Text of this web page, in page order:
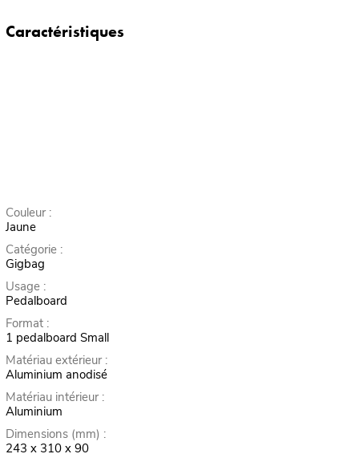
Caractéristiques
Couleur :
Jaune
Catégorie :
Gigbag
Usage :
Pedalboard
Format :
1 pedalboard Small
Matériau extérieur :
Aluminium anodisé
Matériau intérieur :
Aluminium
Dimensions (mm) :
243 x 310 x 90